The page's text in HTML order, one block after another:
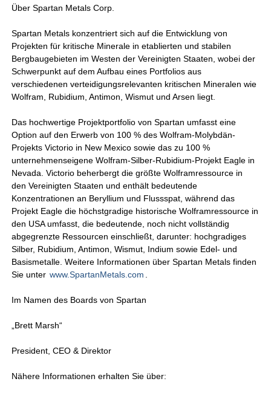
Über Spartan Metals Corp.
Spartan Metals konzentriert sich auf die Entwicklung von
Projekten für kritische Minerale in etablierten und stabilen
Bergbaugebieten im Westen der Vereinigten Staaten, wobei der
Schwerpunkt auf dem Aufbau eines Portfolios aus
verschiedenen verteidigungsrelevanten kritischen Mineralen wie
Wolfram, Rubidium, Antimon, Wismut und Arsen liegt.
Das hochwertige Projektportfolio von Spartan umfasst eine
Option auf den Erwerb von 100 % des Wolfram-Molybdän-
Projekts Victorio in New Mexico sowie das zu 100 %
unternehmenseigene Wolfram-Silber-Rubidium-Projekt Eagle in
Nevada. Victorio beherbergt die größte Wolframressource in
den Vereinigten Staaten und enthält bedeutende
Konzentrationen an Beryllium und Flussspat, während das
Projekt Eagle die höchstgradige historische Wolframressource in
den USA umfasst, die bedeutende, noch nicht vollständig
abgegrenzte Ressourcen einschließt, darunter: hochgradiges
Silber, Rubidium, Antimon, Wismut, Indium sowie Edel- und
Basismetalle. Weitere Informationen über Spartan Metals finden
Sie unter www.SpartanMetals.com
Im Namen des Boards von Spartan
„Brett Marsh“
President, CEO & Direktor
Nähere Informationen erhalten Sie über: